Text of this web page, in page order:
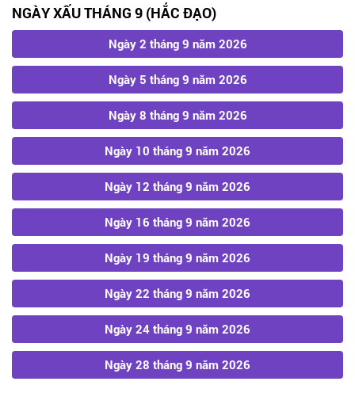
NGÀY XẤU THÁNG 9 (HẮC ĐẠO)
Ngày 2 tháng 9 năm 2026
Ngày 5 tháng 9 năm 2026
Ngày 8 tháng 9 năm 2026
Ngày 10 tháng 9 năm 2026
Ngày 12 tháng 9 năm 2026
Ngày 16 tháng 9 năm 2026
Ngày 19 tháng 9 năm 2026
Ngày 22 tháng 9 năm 2026
Ngày 24 tháng 9 năm 2026
Ngày 28 tháng 9 năm 2026